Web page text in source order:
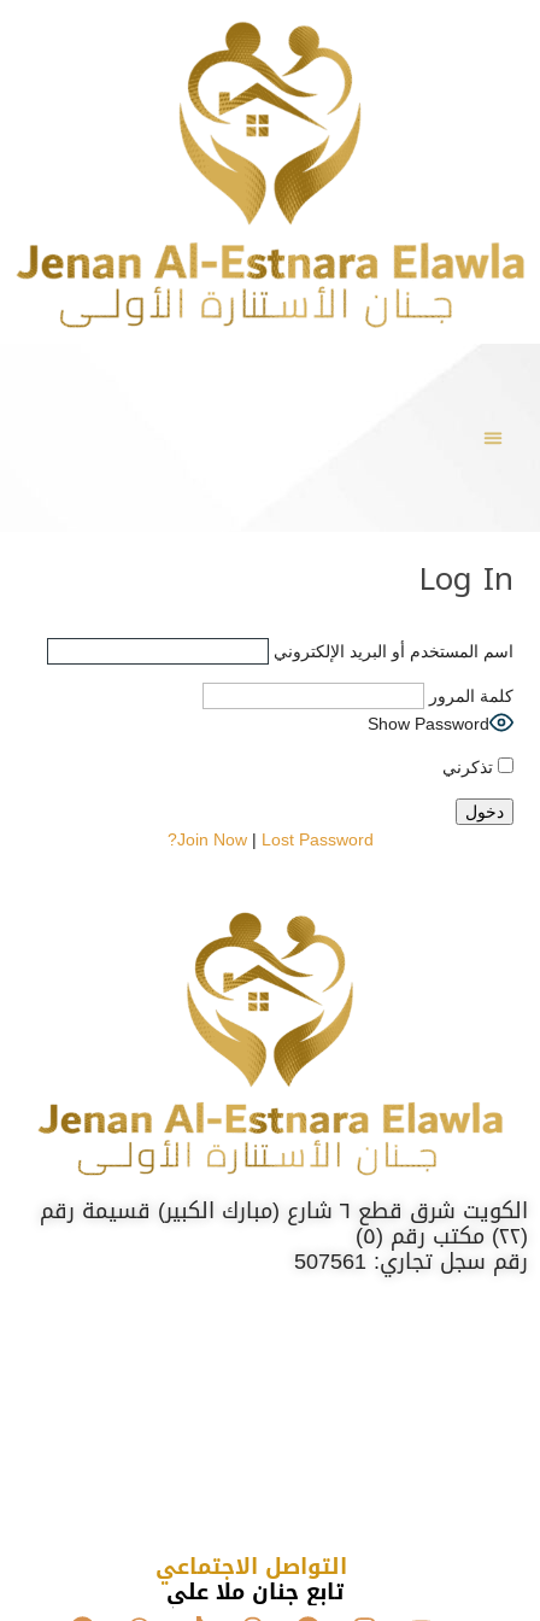
Log In
اسم المستخدم أو البريد الإلكتروني
كلمة المرور
Show Password
تذكرني
Join Now| Lost Password?
الكويت شرق قطع ٦ شارع (مبارك الكبير) قسيمة رقم
(٢٢) مكتب رقم (٥)
رقم سجل تجاري: 507561
التواصل الاجتماعي
تابع جنان ملا علي